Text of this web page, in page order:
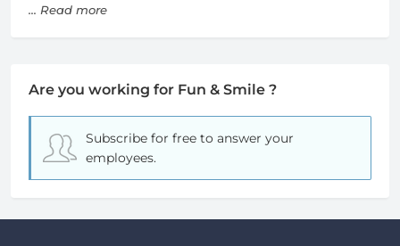
... Read more
Are you working for Fun & Smile ?
Subscribe for freeto answer your
employees.